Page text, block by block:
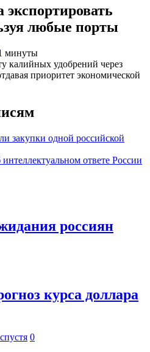
экспортировать
любые порты
минуты
калийных удобрений через
приоритет экономической
закупки одной российской
ответе России
россиян
курса доллара
0